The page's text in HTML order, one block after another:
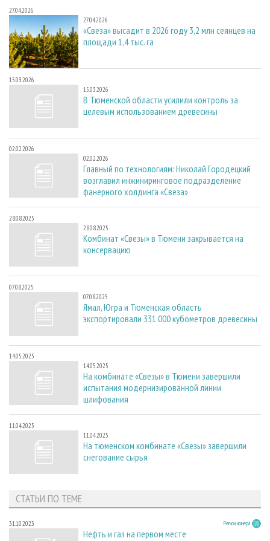
27.04.2026
27.04.2026
«Свеза» высадит в 2026 году 3,2 млн сеянцев на
площади 1,4 тыс. га
15.03.2026
15.03.2026
В Тюменской области усилили контроль за
целевым использованием древесины
02.02.2026
02.02.2026
Главный по технологиям: Николай Городецкий
возглавил инжиниринговое подразделение
фанерного холдинга «Свеза»
28.08.2025
28.08.2025
Комбинат «Свезы» в Тюмени закрывается на
консервацию
07.08.2025
07.08.2025
Ямал, Югра и Тюменская область
экспортировали 331 000 кубометров древесины
14.05.2025
14.05.2025
На комбинате «Свезы» в Тюмени завершили
испытания модернизированной линии
шлифования
11.04.2025
11.04.2025
На тюменском комбинате «Свезы» завершили
снегование сырья
СТАТЬИ ПО ТЕМЕ
31.10.2023 Регион номера
Нефть и газ на первом месте